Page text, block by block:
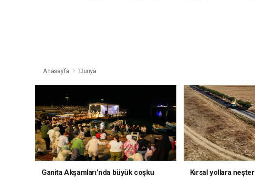
Anasayfa Dünya
Ganita Akşamları’nda büyük coşku Kırsal yollara neşter